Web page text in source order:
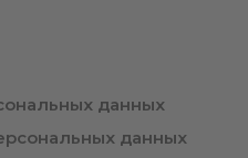
данных
данных